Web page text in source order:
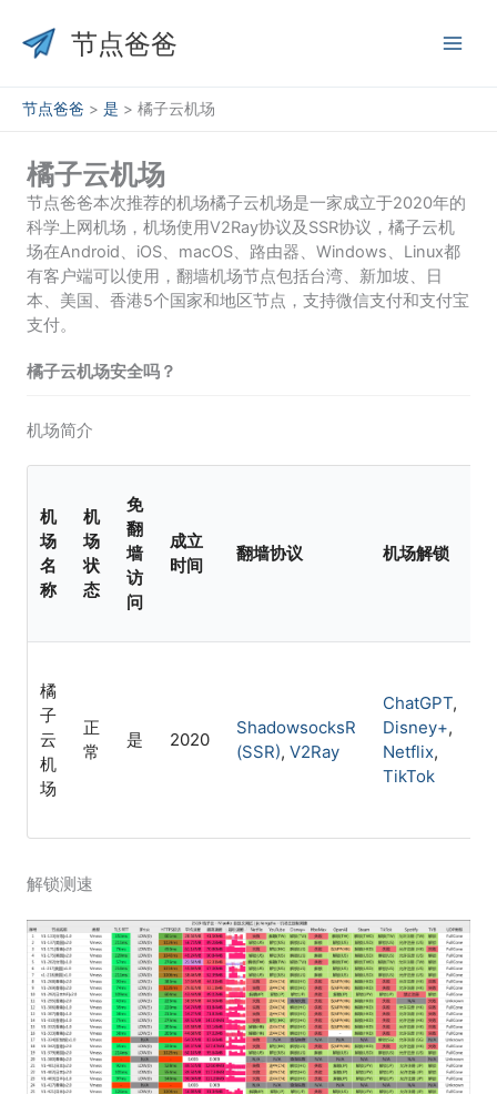
节点爸爸
节点爸爸 > 是 > 橘子云机场
橘子云机场
节点爸爸本次推荐的机场橘子云机场是一家成立于2020年的
科学上网机场，机场使用V2Ray协议及SSR协议，橘子云机
场在Android、iOS、macOS、路由器、Windows、Linux都
有客户端可以使用，翻墙机场节点包括台湾、新加坡、日
本、美国、香港5个国家和地区节点，支持微信支付和支付宝
支付。
橘子云机场安全吗？
机场简介
机
场
名
称
机
场
状
态
免
翻
墙
访
问
成立
时间
翻墙协议 机场解锁
橘
子
云
机
场
正
常
是 2020
ShadowsocksR
(SSR),V2Ray
ChatGPT,
Disney+,
Netflix,
TikTok
解锁测速